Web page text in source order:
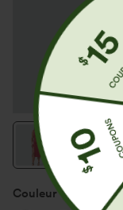
Couleur Winterberry